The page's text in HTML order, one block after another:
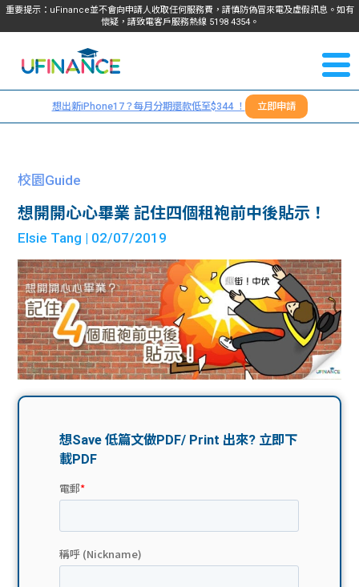
重要提示：uFinance並不會向申請人收取任何服務費，請慎防偽冒來電及虛假訊息。如有
懷疑，請致電客戶服務熱線 5198 4354。
我們
服務
貸款
貸款
計算
學生
大學
資訊
Blog
大專
工推
Gui
常見
問題
福利
nce
校園
我們
們
＋
想出新iPhone17？每月分期還款低至$344 ！ 立即申請
校園Guide
想開開心心畢業 記住四個租袍前中後貼示！
Elsie Tang | 02/07/2019